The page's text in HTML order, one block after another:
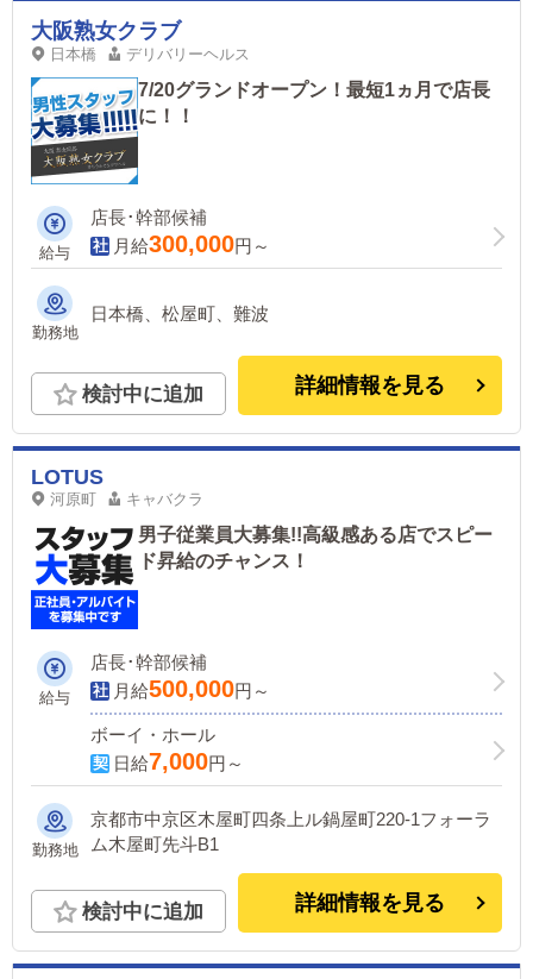
大阪熟女クラブ
日本橋 デリバリーヘルス
7/20グランドオープン！最短1ヵ月で店長
に！！
給与
店長･幹部候補
月給300,000円～
勤務地
日本橋、松屋町、難波
検討中に追加 詳細情報を見る
LOTUS
河原町 キャバクラ
男子従業員大募集!!高級感ある店でスピー
ド昇給のチャンス！
給与
店長･幹部候補
月給500,000円～
ボーイ・ホール
日給7,000円～
勤務地
京都市中京区木屋町四条上ル鍋屋町220-1フォーラ
ム木屋町先斗B1
検討中に追加 詳細情報を見る